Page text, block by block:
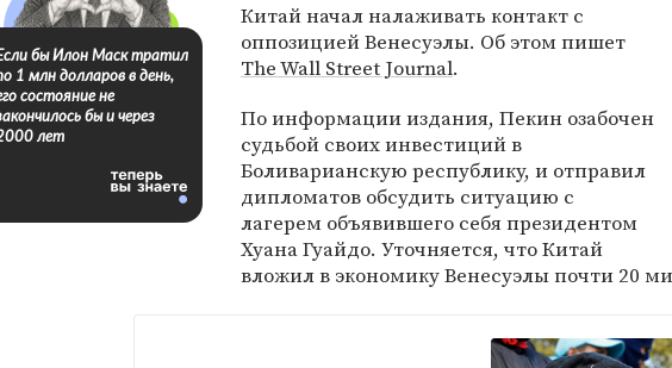
Китай начал налаживать контакт с
оппозицией Венесуэлы. Об этом пишет
The Wall Street Journal.
По информации издания, Пекин озабочен
судьбой своих инвестиций в
Боливарианскую республику, и отправил
дипломатов обсудить ситуацию с
лагерем объявившего себя президентом
Хуана Гуайдо. Уточняется, что Китай
вложил в экономику Венесуэлы почти 20
бы Илон Маск тратил
1 млн долларов в день,
состояние не
бы и через
лет